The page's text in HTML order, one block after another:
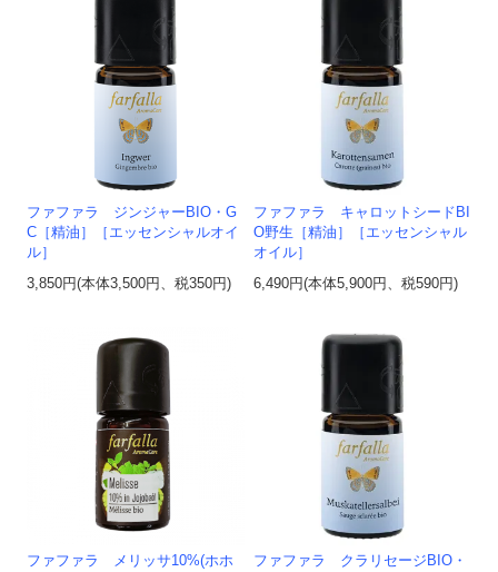
ファファラ ジンジャーBIO・G
C［精油］［エッセンシャルオイ
ル］
3,850円(本体3,500円、税350円)
ファファラ キャロットシードBI
O野生［精油］［エッセンシャル
オイル］
6,490円(本体5,900円、税590円)
ファファラ メリッサ10%(ホホ
ファファラ クラリセージBIO・